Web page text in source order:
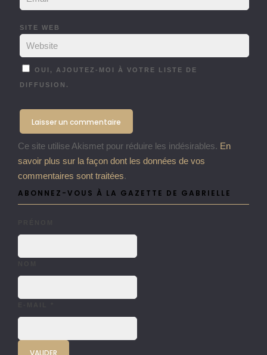
SITE WEB
OUI, AJOUTEZ-MOI À VOTRE LISTE DE
DIFFUSION.
Ce site utilise Akismet pour réduire les indésirables. En
savoir plus sur la façon dont les données de vos
commentaires sont traitées.
ABONNEZ-VOUS À LA GAZETTE DE GABRIELLE